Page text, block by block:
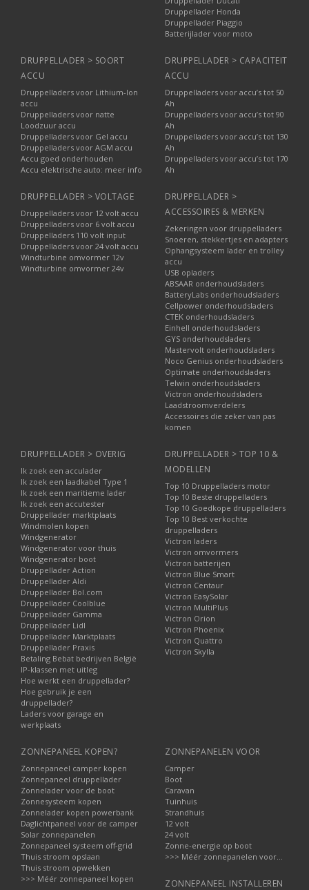
Druppellader Honda
Druppellader Piaggio
Batterijlader voor moto
DRUPPELLADER > SOORT
ACCU
Druppelladers voor Lithium-Ion
accu
Druppelladers voor natte
Loodzuur accu
Druppelladers voor Gel accu
Druppelladers voor AGM accu
Accu goed onderhouden
Accu elektrische auto: meer info
DRUPPELLADER > CAPACITEIT
ACCU
Druppelladers voor accu’s tot 50
Ah
Druppelladers voor accu’s tot 90
Ah
Druppelladers voor accu’s tot 130
Ah
Druppelladers voor accu’s tot 170
Ah
DRUPPELLADER > VOLTAGE
Druppelladers voor 12 volt accu
Druppelladers voor 6 volt accu
Druppelladers 110 volt input
Druppelladers voor 24 volt accu
Windturbine omvormer 12v
Windturbine omvormer 24v
DRUPPELLADER >
ACCESSOIRES & MERKEN
Zekeringen voor druppelladers
Snoeren, stekkertjes en adapters
Ophangsysteem lader en trolley
accu
USB opladers
ABSAAR onderhoudsladers
BatteryLabs onderhoudsladers
Cellpower onderhoudsladers
CTEK onderhoudsladers
Einhell onderhoudsladers
GYS onderhoudsladers
Mastervolt onderhoudsladers
Noco Genius onderhoudsladers
Optimate onderhoudsladers
Telwin onderhoudsladers
Victron onderhoudsladers
Laadstroomverdelers
Accessoires die zeker van pas
komen
DRUPPELLADER > OVERIG
Ik zoek een acculader
Ik zoek een laadkabel Type 1
Ik zoek een maritieme lader
Ik zoek een accutester
Druppellader marktplaats
Windmolen kopen
Windgenerator
Windgenerator voor thuis
Windgenerator boot
Druppellader Action
Druppellader Aldi
Druppellader Bol.com
Druppellader Coolblue
Druppellader Gamma
Druppellader Lidl
Druppellader Marktplaats
Druppellader Praxis
Betaling Bebat bedrijven België
IP-klassen met uitleg
Hoe werkt een druppellader?
Hoe gebruik je een
druppellader?
Laders voor garage en
werkplaats
DRUPPELLADER > TOP 10 &
MODELLEN
Top 10 Druppelladers motor
Top 10 Beste druppelladers
Top 10 Goedkope druppelladers
Top 10 Best verkochte
druppelladers
Victron laders
Victron omvormers
Victron batterijen
Victron Blue Smart
Victron Centaur
Victron EasySolar
Victron MultiPlus
Victron Orion
Victron Phoenix
Victron Quattro
Victron Skylla
ZONNEPANEEL KOPEN?
Zonnepaneel camper kopen
Zonnepaneel druppellader
Zonnelader voor de boot
Zonnesysteem kopen
Zonnelader kopen powerbank
Daglichtpaneel voor de camper
Solar zonnepanelen
Zonnepaneel systeem off-grid
Thuis stroom opslaan
Thuis stroom opwekken
>>> Méér zonnepaneel kopen
ZONNEPANELEN VOOR
Camper
Boot
Caravan
Tuinhuis
Strandhuis
12 volt
24 volt
Zonne-energie op boot
>>> Méér zonnepanelen voor...
ZONNEPANEEL INSTALLEREN